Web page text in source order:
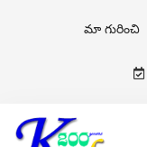
మా గురించి